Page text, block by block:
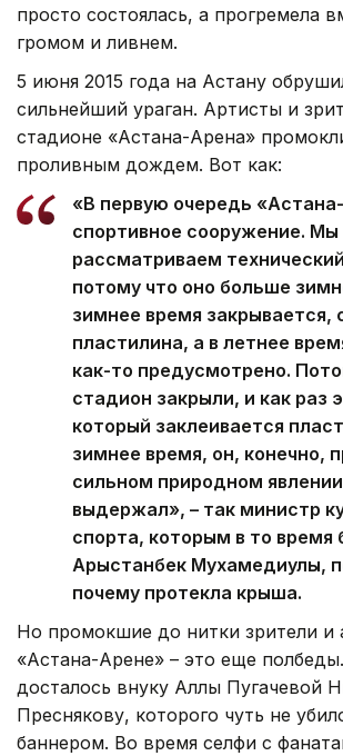
просто состоялась, а прогремела
громом и ливнем.
5 июня 2015 года на Астану
сильнейший ураган. Артисты и
стадионе «Астана-Арена»
проливным дождем. Вот как:
«В первую очередь
спортивное сооружение. Мы
рассматриваем
потому что оно больше
зимнее время закрывается,
пластилина, а в летнее
как-то предусмотрено.
стадион закрыли, и как раз
который заклеивается
зимнее время, он, конечно,
сильном природном
выдержал», – так министр
спорта, которым в то время
Арыстанбек Мухамедиулы,
почему протекла крыша.
Но промокшие до нитки зрители и
«Астана-Арене» – это еще
досталось внуку Аллы Пугачевой
Преснякову, которого чуть не
баннером. Во время селфи с